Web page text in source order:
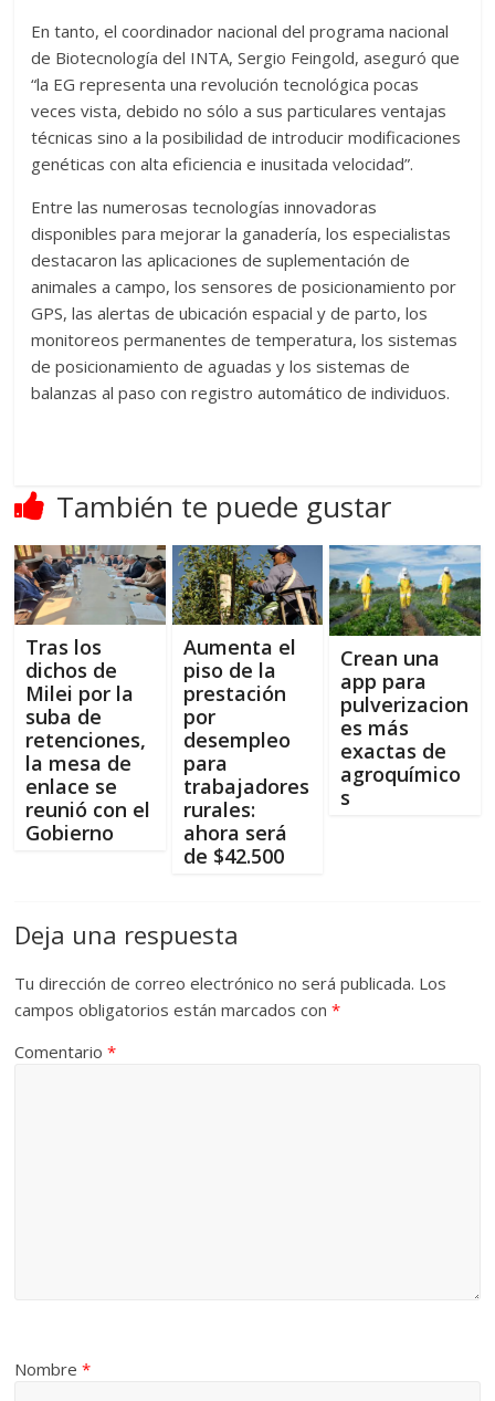
En tanto, el coordinador nacional del programa nacional
de Biotecnología del INTA, Sergio Feingold, aseguró que
“la EG representa una revolución tecnológica pocas
veces vista, debido no sólo a sus particulares ventajas
técnicas sino a la posibilidad de introducir modificaciones
genéticas con alta eficiencia e inusitada velocidad”.
Entre las numerosas tecnologías innovadoras
disponibles para mejorar la ganadería, los especialistas
destacaron las aplicaciones de suplementación de
animales a campo, los sensores de posicionamiento por
GPS, las alertas de ubicación espacial y de parto, los
monitoreos permanentes de temperatura, los sistemas
de posicionamiento de aguadas y los sistemas de
balanzas al paso con registro automático de individuos.
También te puede gustar
Tras los
dichos de
Milei por la
suba de
retenciones,
la mesa de
enlace se
reunió con el
Gobierno
Aumenta el
piso de la
prestación
por
desempleo
para
trabajadores
rurales:
ahora será
de $42.500
Crean una
app para
pulverizacion
es más
exactas de
agroquímico
s
Deja una respuesta
Tu dirección de correo electrónico no será publicada. Los
campos obligatorios están marcados con*
Comentario*
Nombre*